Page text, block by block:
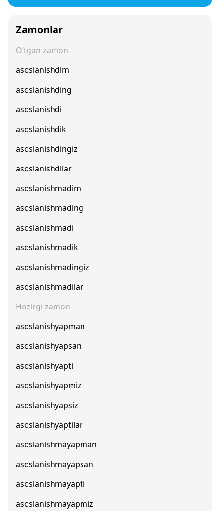
Zamonlar
O‘tgan zamon
asoslanishdim
asoslanishding
asoslanishdi
asoslanishdik
asoslanishdingiz
asoslanishdilar
asoslanishmadim
asoslanishmading
asoslanishmadi
asoslanishmadik
asoslanishmadingiz
asoslanishmadilar
Hozirgi zamon
asoslanishyapman
asoslanishyapsan
asoslanishyapti
asoslanishyapmiz
asoslanishyapsiz
asoslanishyaptilar
asoslanishmayapman
asoslanishmayapsan
asoslanishmayapti
asoslanishmayapmiz